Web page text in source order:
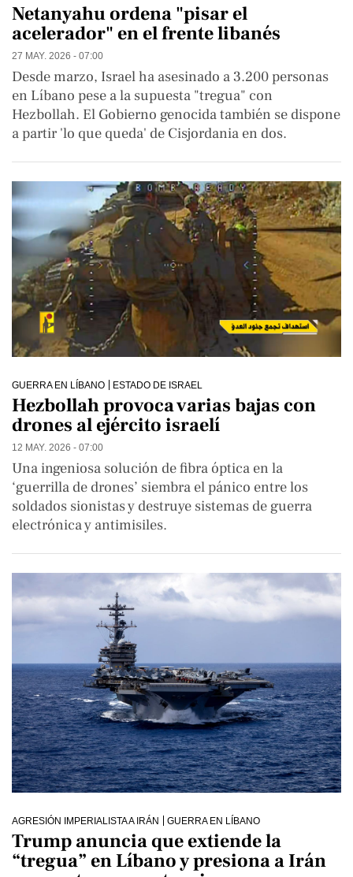
Netanyahu ordena "pisar el
acelerador" en el frente libanés
27 MAY. 2026 - 07:00
Desde marzo, Israel ha asesinado a 3.200 personas
en Líbano pese a la supuesta "tregua" con
Hezbollah. El Gobierno genocida también se dispone
a partir 'lo que queda' de Cisjordania en dos.
GUERRA EN LÍBANO ESTADO DE ISRAEL
Hezbollah provoca varias bajas con
drones al ejército israelí
12 MAY. 2026 - 07:00
Una ingeniosa solución de fibra óptica en la
‘guerrilla de drones’ siembra el pánico entre los
soldados sionistas y destruye sistemas de guerra
electrónica y antimisiles.
AGRESIÓN IMPERIALISTA A IRÁN GUERRA EN LÍBANO
Trump anuncia que extiende la
“tregua” en Líbano y presiona a Irán